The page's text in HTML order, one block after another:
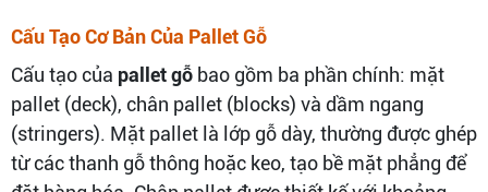
Cấu Tạo Cơ Bản Của Pallet Gỗ
Cấu tạo của pallet gỗ bao gồm ba phần chính: mặt
pallet (deck), chân pallet (blocks) và dầm ngang
(stringers). Mặt pallet là lớp gỗ dày, thường được ghép
từ các thanh gỗ thông hoặc keo, tạo bề mặt phẳng để